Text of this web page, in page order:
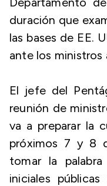
duración que
las bases de EE.
ante los ministros
El jefe del
reunión de
va a preparar la
próximos 7 y 8
tomar la
iniciales